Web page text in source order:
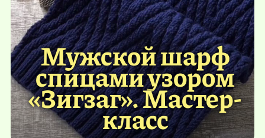
Мужской шарф
спицами узором
«Зигзаг». Мастер-
класс